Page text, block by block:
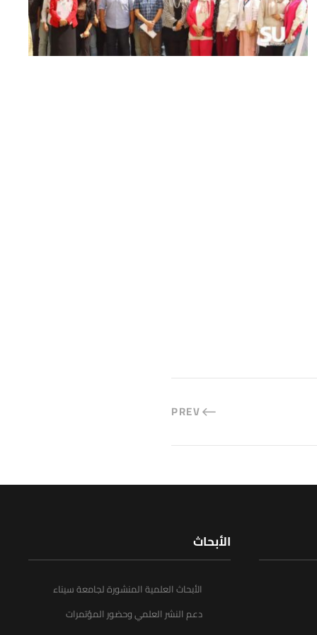
PREV
الأبحاث
الأبحاث العلمية المنشورة لجامعة سيناء
دعم النشر العلمي وحضور المؤتمرات